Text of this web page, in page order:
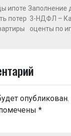
ипоте
потер
Заполнение
3-НДФЛ –
оценты по
опубликован.
*